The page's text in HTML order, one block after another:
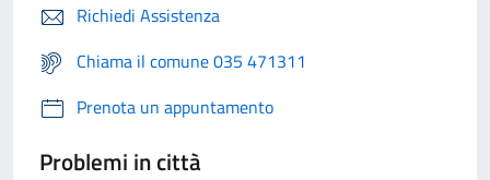
Richiedi Assistenza
Chiama il comune 035 471311
Prenota un appuntamento
Problemi in città